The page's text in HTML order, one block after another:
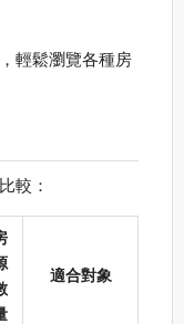
輕鬆瀏覽各種房
較：
適合對象